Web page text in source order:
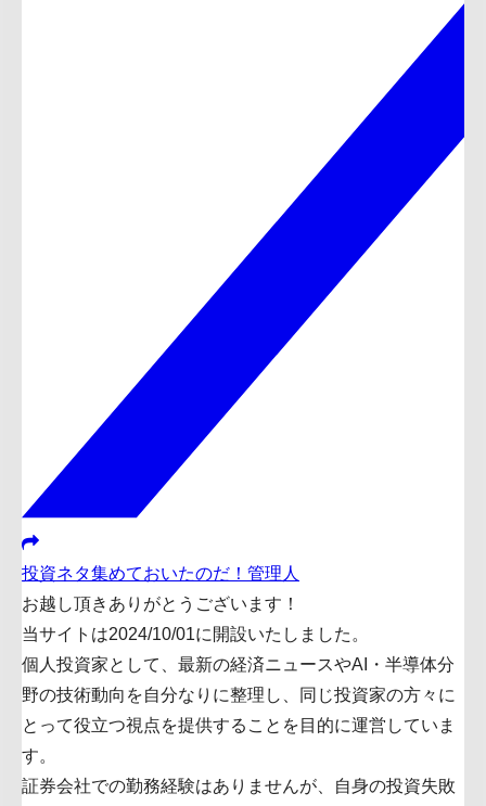
投資ネタ集めておいたのだ！管理人
お越し頂きありがとうございます！
当サイトは2024/10/01に開設いたしました。
個人投資家として、最新の経済ニュースやAI・半導体分
野の技術動向を自分なりに整理し、同じ投資家の方々に
とって役立つ視点を提供することを目的に運営していま
す。
証券会社での勤務経験はありませんが、自身の投資失敗